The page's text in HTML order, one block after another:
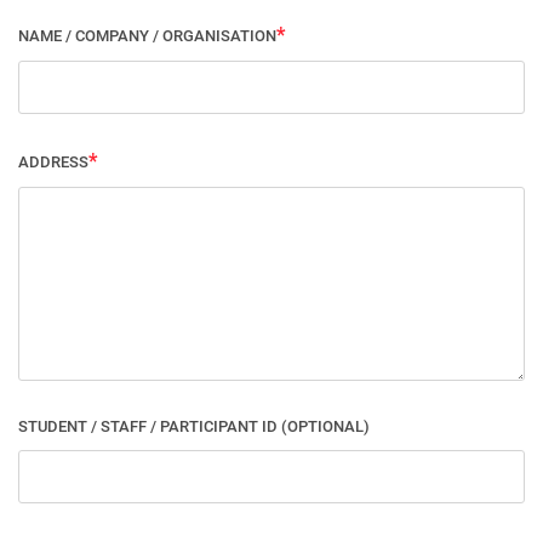
NAME / COMPANY / ORGANISATION
ADDRESS
STUDENT / STAFF / PARTICIPANT ID (OPTIONAL)